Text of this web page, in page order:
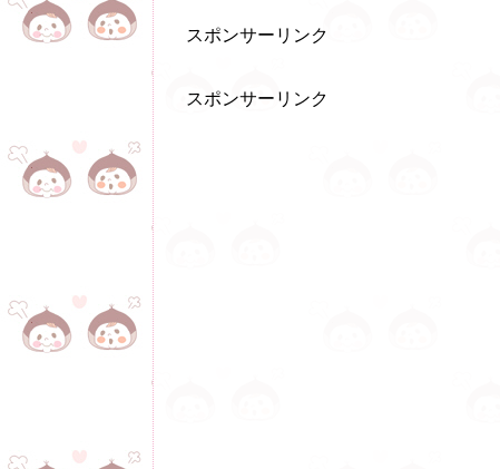
スポンサーリンク
スポンサーリンク